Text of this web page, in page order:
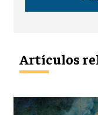
Artículos